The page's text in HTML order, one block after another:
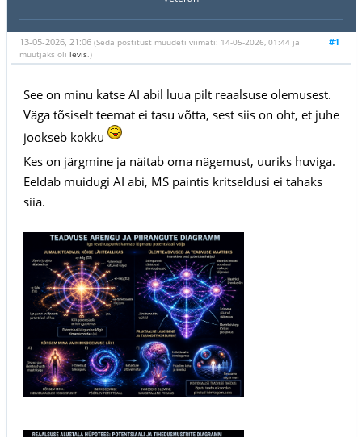
#1
13-05-2026, 21:06 (Seda postitust muudeti viimati: 14-05-2026, 01:44 ja
muutjaks oli levis.)
See on minu katse AI abil luua pilt reaalsuse olemusest.
Väga tõsiselt teemat ei tasu võtta, sest siis on oht, et juhe
jookseb kokku
Kes on järgmine ja näitab oma nägemust, uuriks huviga.
Eeldab muidugi AI abi, MS paintis kritseldusi ei tahaks
siia.